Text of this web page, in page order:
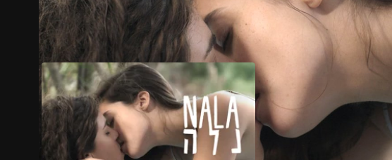
预告 剧照 推荐影片 剧情介绍